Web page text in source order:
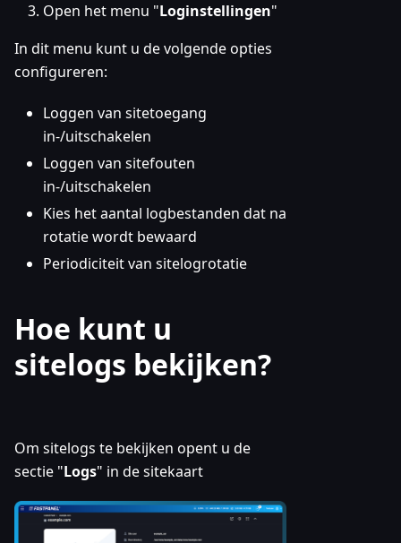
Open het menu "Loginstellingen"
In dit menu kunt u de volgende opties
configureren:
Loggen van sitetoegang
in-/uitschakelen
Loggen van sitefouten
in-/uitschakelen
Kies het aantal logbestanden dat na
rotatie wordt bewaard
Periodiciteit van sitelogrotatie
Hoe kunt u
sitelogs bekijken?
Om sitelogs te bekijken opent u de
sectie "Logs" in de sitekaart